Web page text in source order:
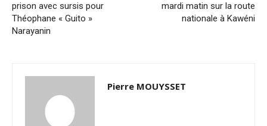
prison avec sursis pour
Théophane « Guito »
Narayanin
mardi matin sur la route
nationale à Kawéni
Pierre MOUYSSET